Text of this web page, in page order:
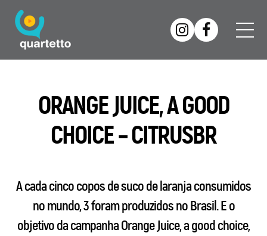
ORANGE JUICE, A GOOD
CHOICE – CITRUSBR
A cada cinco copos de suco de laranja consumidos
no mundo, 3 foram produzidos no Brasil. E o
objetivo da campanha Orange Juice, a good choice,